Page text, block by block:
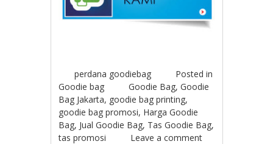
perdana goodiebag
Posted in
Goodie bag
Goodie Bag,Goodie
Bag Jakarta, goodie bag printing,
goodie bag promosi, Harga Goodie
Bag, Jual Goodie Bag, Tas Goodie Bag,
tas promosi
Leave a comment